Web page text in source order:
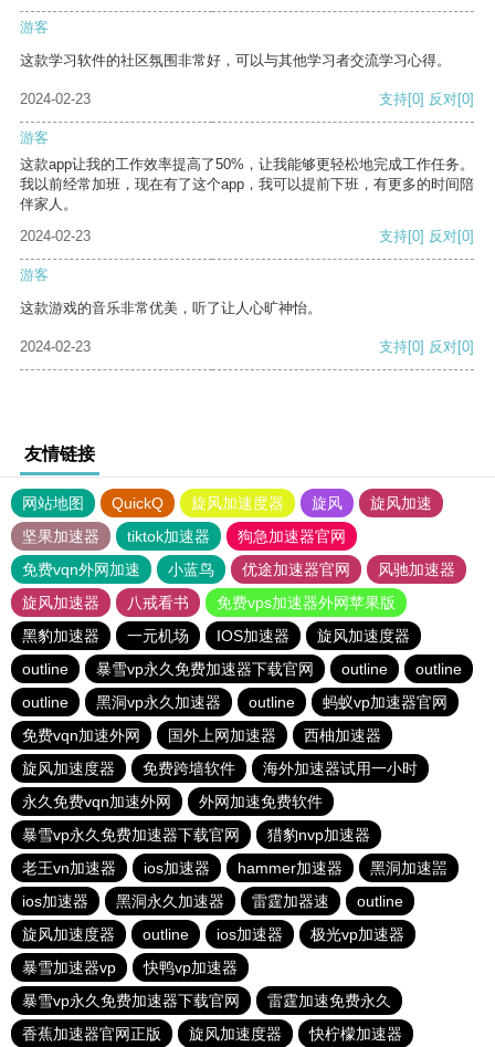
游客
这款学习软件的社区氛围非常好，可以与其他学习者交流学习心得。
2024-02-23 支持[0] 反对[0]
游客
这款app让我的工作效率提高了50%，让我能够更轻松地完成工作任务。
我以前经常加班，现在有了这个app，我可以提前下班，有更多的时间陪
伴家人。
2024-02-23
支持[0] 反对[0]
游客
这款游戏的音乐非常优美，听了让人心旷神怡。
2024-02-23 支持[0] 反对[0]
友情链接
网站地图 QuickQ 旋风加速度器 旋风
旋风加速
坚果加速器
tiktok加速器
狗急加速器官网
免费vqn外网加速
小蓝鸟 优途加速器官网
风驰加速器
旋风加速器
八戒看书
免费vps加速器外网苹果版
黑豹加速器
一元机场 IOS加速器
旋风加速度器
outline
暴雪vp永久免费加速器下载官网 outline
outline
outline
黑洞vp永久加速器 outline
蚂蚁vp加速器官网
免费vqn加速外网
国外上网加速器
西柚加速器
旋风加速度器
免费跨墙软件
海外加速器试用一小时
永久免费vqn加速外网
外网加速免费软件
暴雪vp永久免费加速器下载官网
猎豹nvp加速器
老王vn加速器
ios加速器 hammer加速器
黑洞加速噐
ios加速器
黑洞永久加速器 雷霆加器速
outline
旋风加速度器
outline ios加速器
极光vp加速器
暴雪加速器vp
快鸭vp加速器
暴雪vp永久免费加速器下载官网
雷霆加速免费永久
香蕉加速器官网正版
旋风加速度器 快柠檬加速器